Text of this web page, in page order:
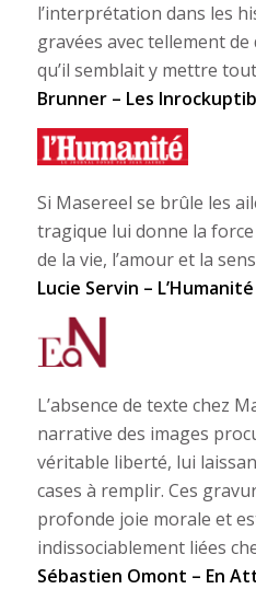
l’interprétation dans les
gravées avec tellement
qu’il semblait y mettre
Brunner – Les
Si Masereel se brûle les
tragique lui donne la
de la vie, l’amour et la
Lucie Servin – L’Humanité
L’absence de texte chez
narrative des images
véritable liberté, lui
cases à remplir. Ces
profonde joie morale et
indissociablement liées
Sébastien Omont – En